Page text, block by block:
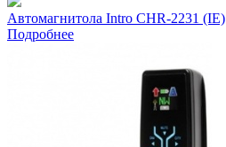
Автомагнитола Intro CHR-2231 (IE)
Подробнее